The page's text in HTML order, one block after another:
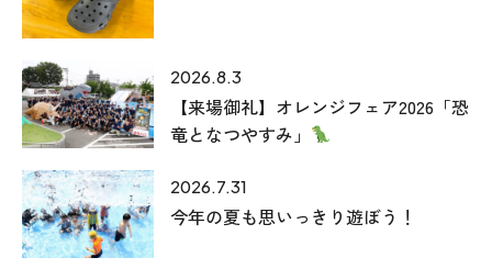
2026.8.3
【来場御礼】オレンジフェア2026「恐
竜となつやすみ」
2026.7.31
今年の夏も思いっきり遊ぼう！